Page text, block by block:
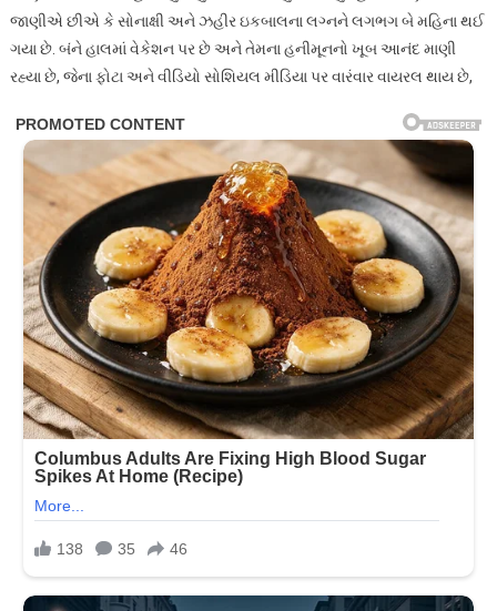
જાણીએ છીએ કે સોનાક્ષી અને ઝહીર ઇકબાલના લગ્નને લગભગ બે મહિના થઈ
ગયા છે. બંને હાલમાં વેકેશન પર છે અને તેમના હનીમૂનનો ખૂબ આનંદ માણી
રહ્યા છે, જેના ફોટા અને વીડિયો સોશિયલ મીડિયા પર વારંવાર વાયરલ થાય છે,